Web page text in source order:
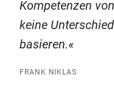
Kompetenzen
keine
basieren.
FRANK NIKLAS